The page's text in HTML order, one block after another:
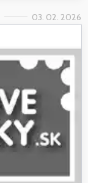
03. 02. 2026